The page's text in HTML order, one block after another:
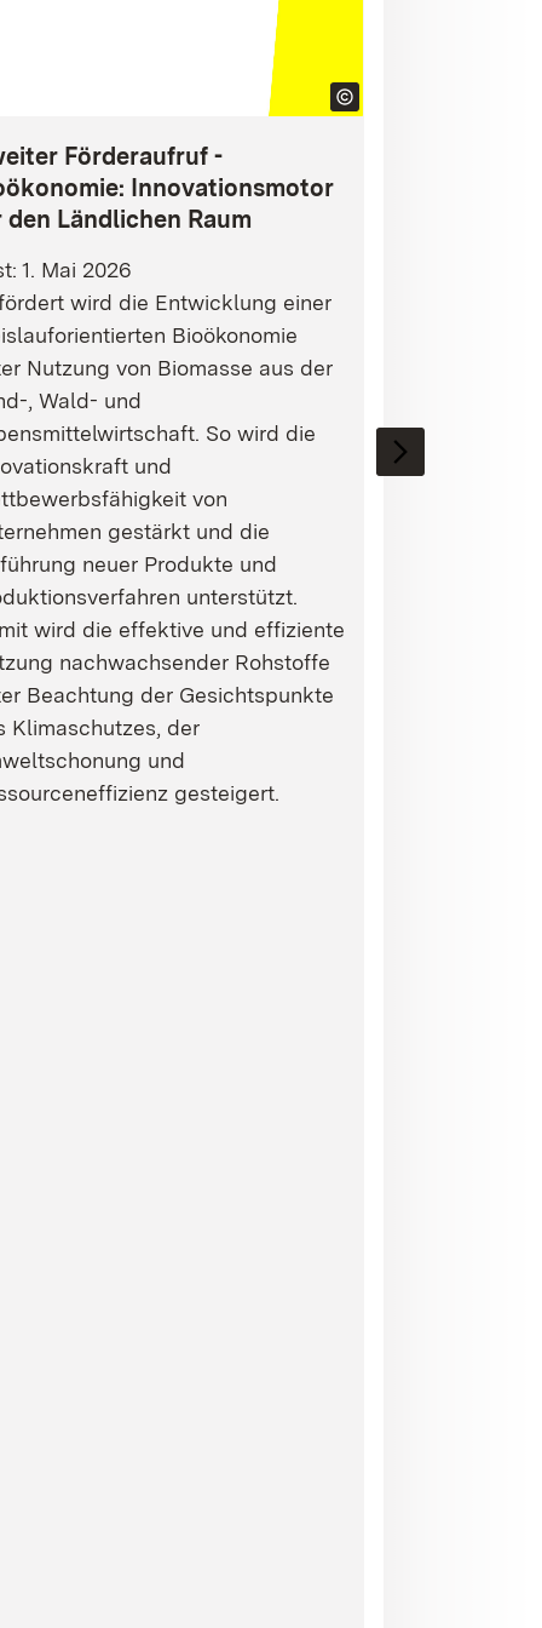
Förderaufruf -
Innovationsmotor
den Ländlichen Raum
1. Mai 2026
wird die Entwicklung einer
Bioökonomie
Nutzung von Biomasse aus der
, Wald- und
So wird die
und
von
gestärkt und die
neuer Produkte und
unterstützt.
wird die effektive und effiziente
nachwachsender Rohstoffe
Beachtung der Gesichtspunkte
Klimaschutzes, der
und
gesteigert.